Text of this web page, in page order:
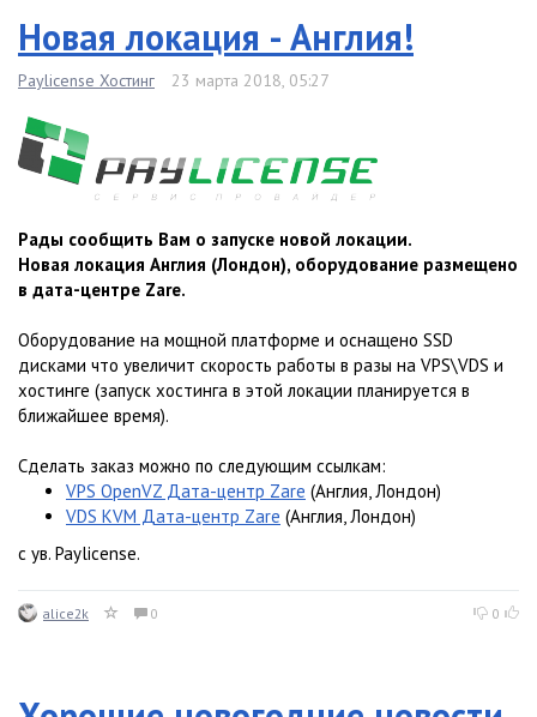
Новая локация - Англия!
Paylicense Хостинг 23 марта 2018, 05:27
Рады сообщить Вам о запуске новой локации.
Новая локация Англия (Лондон), оборудование размещено
в дата-центре Zare.
Оборудование на мощной платформе и оснащено SSD
дисками что увеличит скорость работы в разы на VPS\VDS и
хостинге (запуск хостинга в этой локации планируется в
ближайшее время).
Сделать заказ можно по следующим ссылкам:
VPS OpenVZ Дата-центр Zare (Англия, Лондон)
VDS KVM Дата-центр Zare (Англия, Лондон)
с ув. Paylicense.
alice2k 0 0